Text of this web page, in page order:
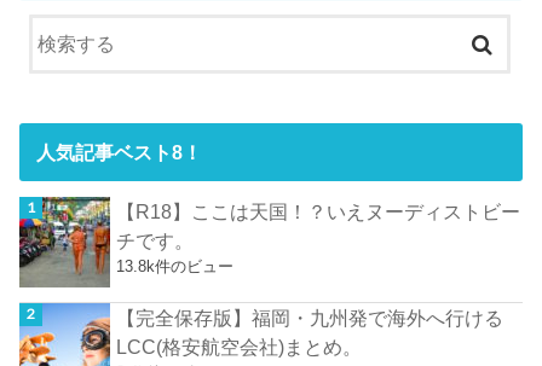
人気記事ベスト8！
【R18】ここは天国！？いえヌーディストビー
チです。
13.8k件のビュー
【完全保存版】福岡・九州発で海外へ行ける
LCC(格安航空会社)まとめ。